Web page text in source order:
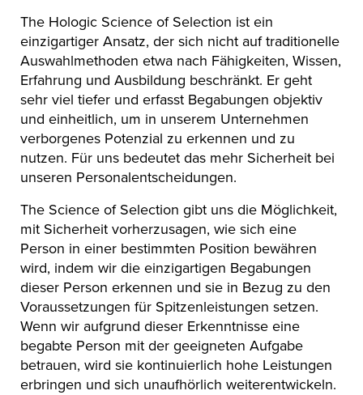
The Hologic Science of Selection ist ein
einzigartiger Ansatz, der sich nicht auf traditionelle
Auswahlmethoden etwa nach Fähigkeiten, Wissen,
Erfahrung und Ausbildung beschränkt. Er geht
sehr viel tiefer und erfasst Begabungen objektiv
und einheitlich, um in unserem Unternehmen
verborgenes Potenzial zu erkennen und zu
nutzen. Für uns bedeutet das mehr Sicherheit bei
unseren Personalentscheidungen.
The Science of Selection gibt uns die Möglichkeit,
mit Sicherheit vorherzusagen, wie sich eine
Person in einer bestimmten Position bewähren
wird, indem wir die einzigartigen Begabungen
dieser Person erkennen und sie in Bezug zu den
Voraussetzungen für Spitzenleistungen setzen.
Wenn wir aufgrund dieser Erkenntnisse eine
begabte Person mit der geeigneten Aufgabe
betrauen, wird sie kontinuierlich hohe Leistungen
erbringen und sich unaufhörlich weiterentwickeln.